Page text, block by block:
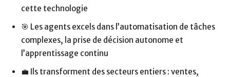
cette technologie
🎯 Les agents excels dans l’automatisation de tâches
complexes, la prise de décision autonome et
l’apprentissage continu
💼 Ils transforment des secteurs entiers : ventes,